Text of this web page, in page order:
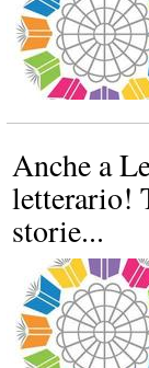
Anche a
letterario!
storie...